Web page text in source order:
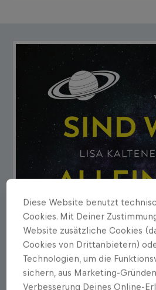
Diese Website benutzt
Cookies. Mit Deiner
Website zusätzliche Cookies
Cookies von Drittanbietern)
Technologien, um die
sichern, aus Marketing-
Verbesserung Deines Online-